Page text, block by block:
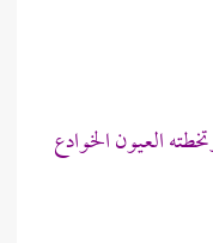
العيون الخوادع